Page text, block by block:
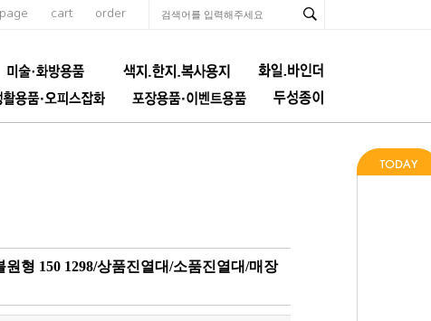
cart order
형 150 1298/상품진열대/소품진열대/매장